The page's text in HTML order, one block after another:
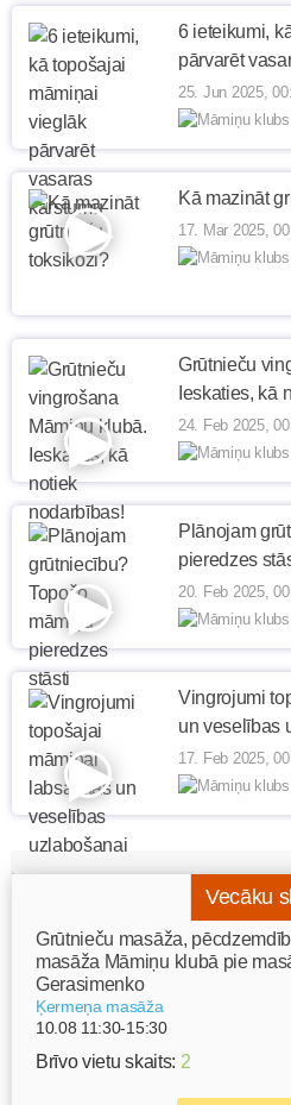
6 ieteikumi,
pārvarēt
25. Jun 2025,
Kā mazināt
17. Mar 2025,
Grūtnieču
Ieskaties, kā
24. Feb 2025,
Plānojam
pieredzes
20. Feb 2025,
Vingrojumi
un veselības
17. Feb 2025,
Vecāku
Grūtnieču masāža,
masāža Māmiņu klubā pie
Gerasimenko
Ķermeņa masāža
10.08 11:30-15:30
Brīvo vietu skaits: 2